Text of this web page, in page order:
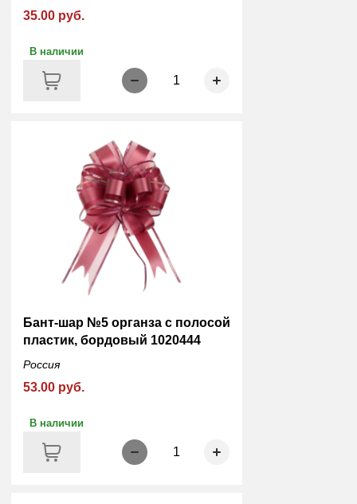
35.00 руб.
В наличии
1
Бант-шар №5 органза с полосой
пластик, бордовый 1020444
Россия
53.00 руб.
В наличии
1